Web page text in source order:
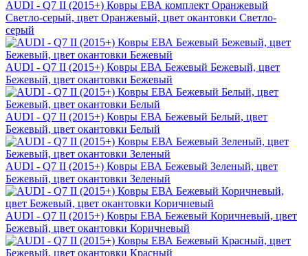
AUDI - Q7 II (2015+) Ковры ЕВА комплект Оранжевый
Светло-серый, цвет Оранжевый, цвет окантовки Светло-
серый
AUDI - Q7 II (2015+) Ковры ЕВА Бежевый Бежевый, цвет
Бежевый, цвет окантовки Бежевый
AUDI - Q7 II (2015+) Ковры ЕВА Бежевый Белый, цвет
Бежевый, цвет окантовки Белый
AUDI - Q7 II (2015+) Ковры ЕВА Бежевый Зеленый, цвет
Бежевый, цвет окантовки Зеленый
AUDI - Q7 II (2015+) Ковры ЕВА Бежевый Коричневый, цвет
Бежевый, цвет окантовки Коричневый